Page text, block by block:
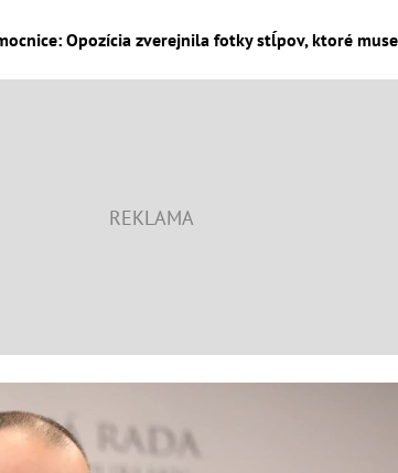
Opozícia zverejnila fotky stĺpov, ktoré